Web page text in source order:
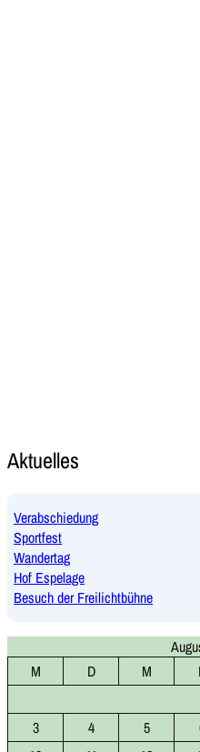
Aktuelles
Verabschiedung
Sportfest
Wandertag
Hof Espelage
Besuch der Freilichtbühne
M
D M
3
4 5